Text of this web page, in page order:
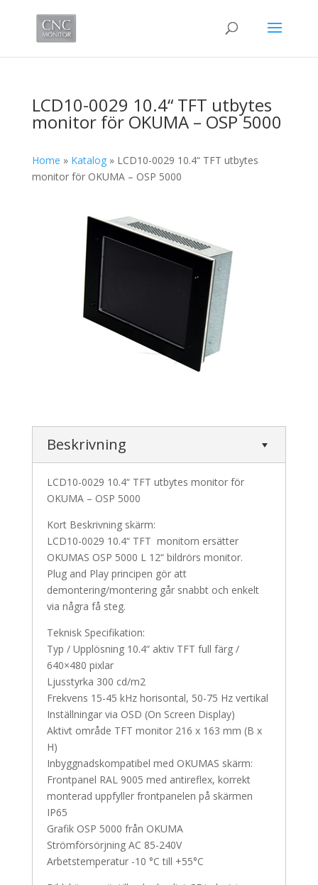
LCD10-0029 10.4“ TFT utbytes
monitor för OKUMA – OSP 5000
Home » Katalog» LCD10-0029 10.4“ TFT utbytes
monitor för OKUMA – OSP 5000
Beskrivning
LCD10-0029 10.4“ TFT utbytes monitor för
OKUMA – OSP 5000
Kort Beskrivning skärm:
LCD10-0029 10.4“ TFT monitorn ersätter
OKUMAS OSP 5000 L 12“ bildrörs monitor.
Plug and Play principen gör att
demontering/montering går snabbt och enkelt
via några få steg.
Teknisk Specifikation:
Typ / Upplösning 10.4“ aktiv TFT full färg /
640×480 pixlar
Ljusstyrka 300 cd/m2
Frekvens 15-45 kHz horisontal, 50-75 Hz vertikal
Inställningar via OSD (On Screen Display)
Aktivt område TFT monitor 216 x 163 mm (B x
H)
Inbyggnadskompatibel med OKUMAS skärm:
Frontpanel RAL 9005 med antireflex, korrekt
monterad uppfyller frontpanelen på skärmen
IP65
Grafik OSP 5000 från OKUMA
Strömförsörjning AC 85-240V
Arbetstemperatur -10 °C till +55°C